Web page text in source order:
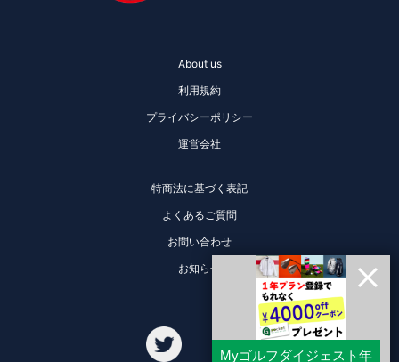
About us
利用規約
プライバシーポリシー
運営会社
特商法に基づく表記
よくあるご質問
お問い合わせ
お知らせ